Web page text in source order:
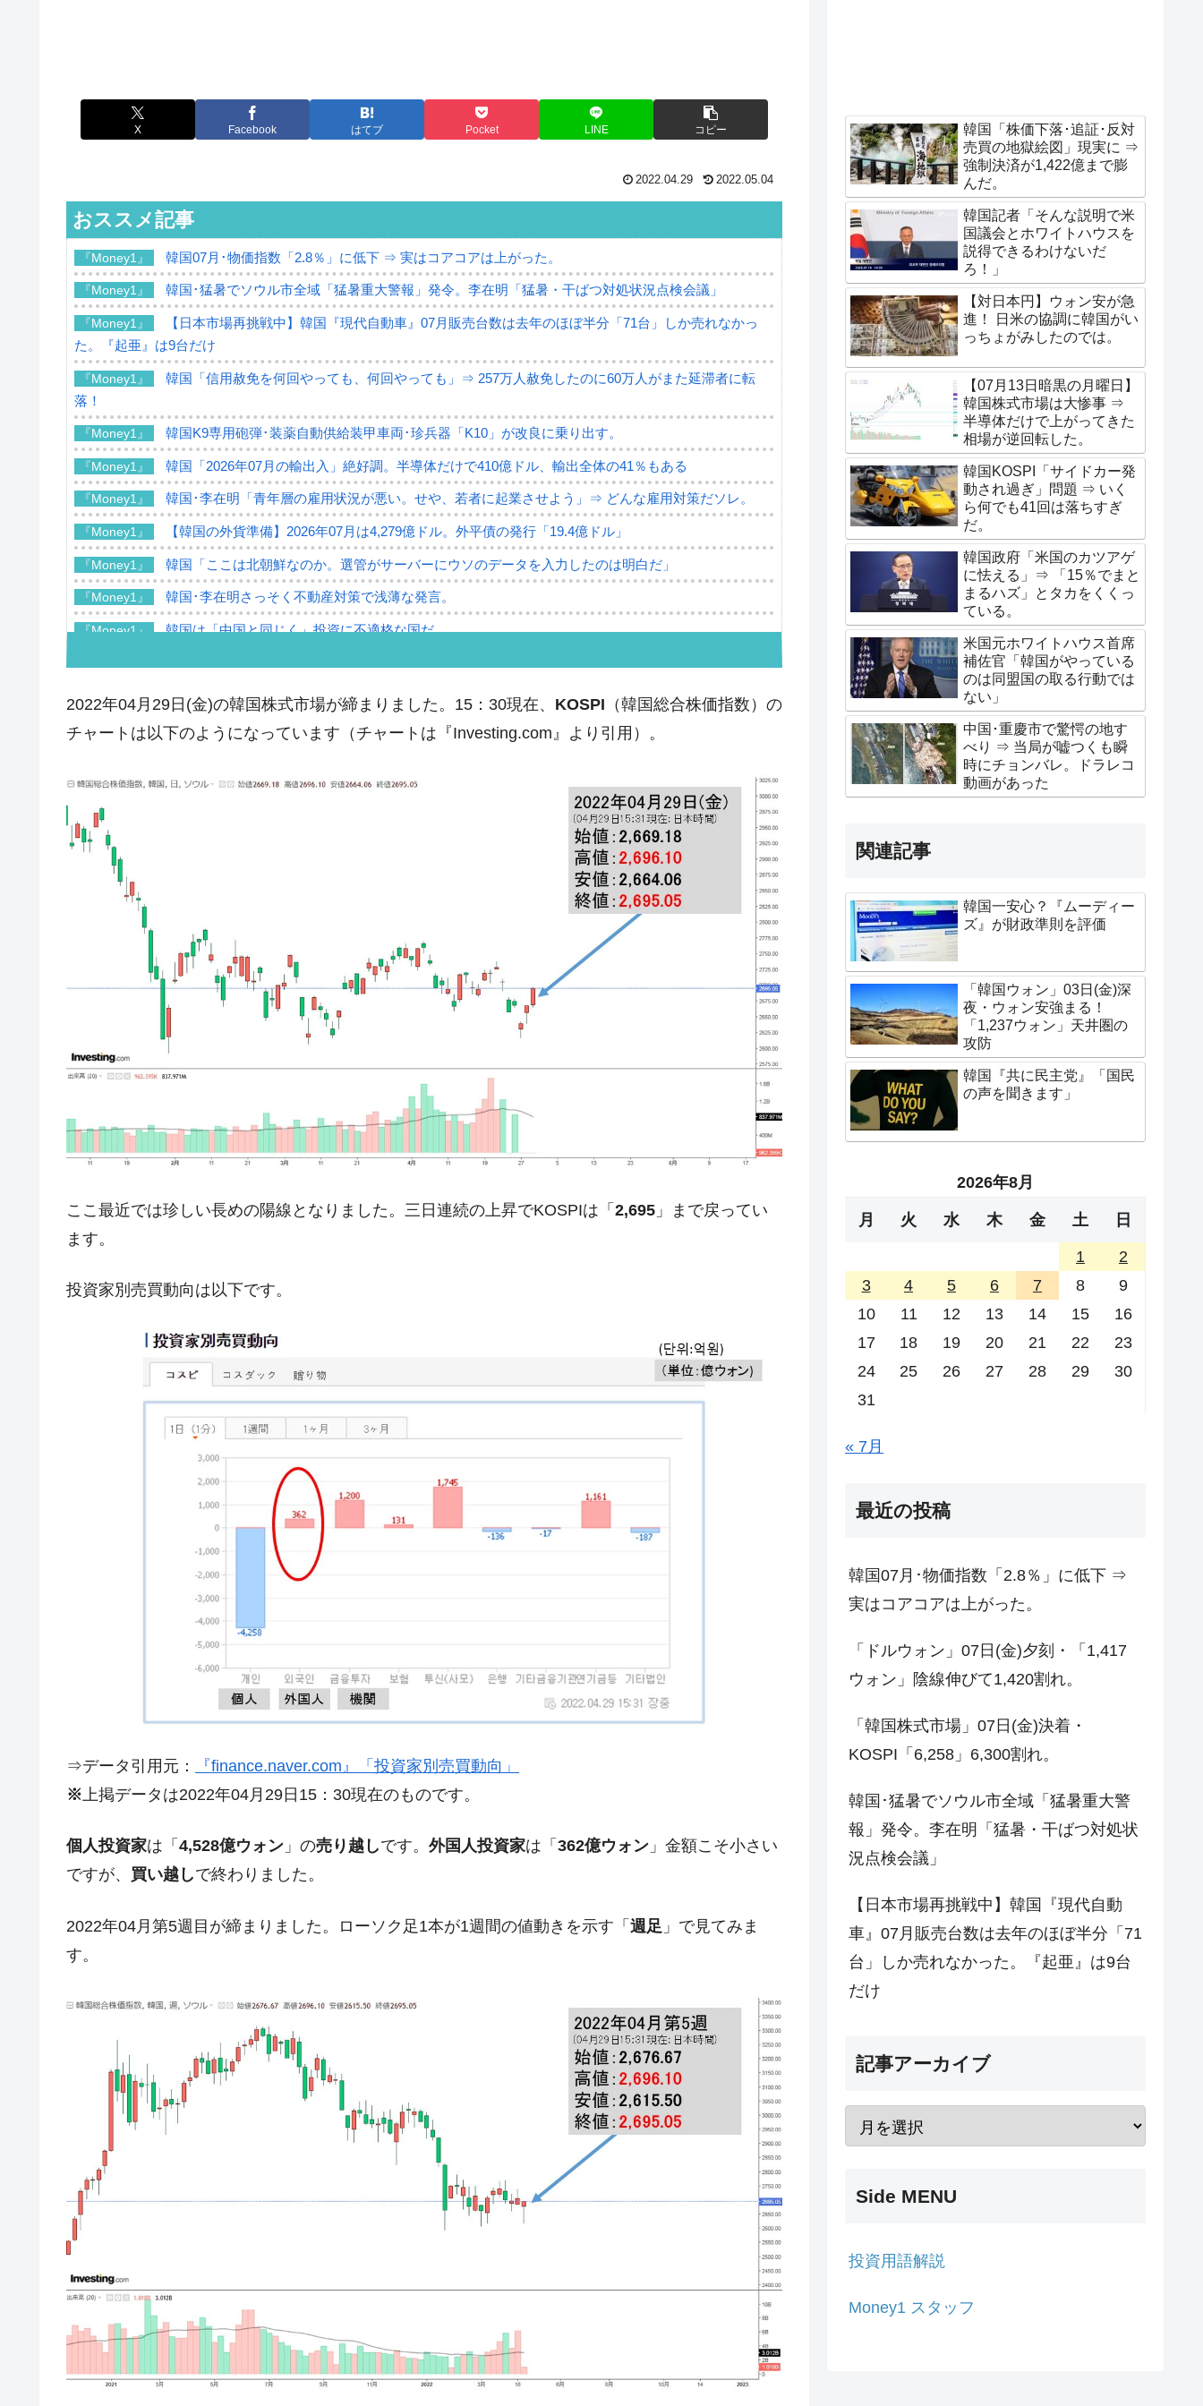
X Facebook はてブ Pocket LINE コピー
2022.04.29 2022.05.04
おススメ記事
『Money1』 韓国07月･物価指数「2.8％」に低下 ⇒ 実はコアコアは上がった。
『Money1』 韓国･猛暑でソウル市全域「猛暑重大警報」発令。李在明「猛暑・干ばつ対処状況点検会議」
『Money1』
【日本市場再挑戦中】韓国『現代自動車』07月販売台数は去年のほぼ半分「71台」しか売れなかっ
た。『起亜』は9台だけ
『Money1』
韓国「信用赦免を何回やっても、何回やっても」⇒ 257万人赦免したのに60万人がまた延滞者に転
落！
『Money1』 韓国K9専用砲弾･装薬自動供給装甲車両･珍兵器「K10」が改良に乗り出す。
『Money1』 韓国「2026年07月の輸出入」絶好調。半導体だけで410億ドル、輸出全体の41％もある
『Money1』 韓国･李在明「青年層の雇用状況が悪い。せや、若者に起業させよう」⇒ どんな雇用対策だソレ。
『Money1』 【韓国の外貨準備】2026年07月は4,279億ドル。外平債の発行「19.4億ドル」
『Money1』 韓国「ここは北朝鮮なのか。選管がサーバーにウソのデータを入力したのは明白だ」
『Money1』 韓国･李在明さっそく不動産対策で浅薄な発言。
『Money1』 韓国は「中国と同じく」投資に不適格な国だ。
『Money1』 韓国･外為取引量「1日当たり1,214.4億ドル」まで拡大 ⇒ 海外資金の動きに強く左右される状態
『Money1』 韓国･帰ってきた李在明。李在明を支持しない「50.5％」に上昇
壟断
『Money1』
『Money1』 中国だけが鉄鋼輸出を異常増加させる ⇒ 中国の過剰生産が世界を蝕む。
『Money1』 韓国製造業「半導体絶好調」のウラで他業種は全般的「不調」⇒ PSIが示す現況は決して良くない。
『Money1』 【米韓激突案件】韓国消費者院が『クーパン』1人当たり賠償10万ウォンを認定 ⇒ 総額3兆7,000億
韓国で猛暑。南東部では干ばつ
韓国型イージス搭載の次世代駆逐艦「KDDX」1番艦、2032年竣工と公示
【対日本円】ウォン安が急進！ 日米の協調に韓国がいっちょがみしたのでは。
韓国政府『BYD』車への補助金を全廃 ⇒ 実は韓国で『BYD』車は売れている。6カ月で対前年同期比
1.9倍！
在韓米国大使スティールが着韓！⇒ さっそく空港に詰めかけ「出て行け！」「極右勢力」のプラカー
ドを掲げる「在韓反米勢力」
『Money1』 韓国政府「2035年までに18.4GW規模のAIデータセンター整備」⇒ だから無理だってば。
『Money1』 韓国『国民年金公団』株価暴落で200兆蒸発。
『Money1』 韓国「橋が落ちました」⇒ 耐久性「なさすぎ」では。
『Money1』
米国下院「韓国の公務員個人をターゲットにぶん殴る法案」提出！⇒ クーパン問題は合衆国企業に対
する差別。許してはおかぬ
『Money1』 韓国ボンクラ政策室長･金容範、株価暴落に他人事のような発言。
韓国半導体『SKハイニックス』2026年2Qの業績「史上最高益」当期純利益は前年同期比13.4倍に。
韓国･加徳島新国際空港「またも暗礁」の危機 ⇒ 10.7兆では損が出るからできない。
【速報】韓国株式市場の暴落・本日07月29日(水)もサイドカー・サーキットブレイカーの二段コンボ
IT産業は人を雇用する効果は低い。全産業の半分未満しか雇用を生まない
日本の誇る海洋資源調査船『白嶺』は先進技術の塊！
夏の甲子園、優勝校を最も多く輩出している都道府県とは？
奇跡の毛色「白毛馬」とは？
全て勝つといくら？ 競馬GI競走で勝利騎手がもらえる賞金とは？
Fact1 平成仮面ライダーの意外すぎるモチーフとは？
Fact1 発表から2日で大崩壊、鳴かず飛ばずに終わりそうなスーパーリーグとは？
Fact1 甲子園通算本塁打、最多の清原に次いで多く打っている意外な選手とは？
Fact1
2022年04月29日(金)の韓国株式市場が締まりました。15：30現在、 KOSPI （韓国総合株価指数）の
チャートは以下のようになっています（チャートは『Investing.com』より引用）。
ここ最近では珍しい長めの陽線となりました。三日連続の上昇でKOSPIは「 2,695 」まで戻ってい
ます。
投資家別売買動向は以下です。
⇒データ引用元：
『finance.naver.com』「投資家別売買動向」
※上掲データは2022年04月29日15：30現在のものです。
個人投資家は「 4,528億ウォン 」の売り越しです。 外国人投資家は「 362億ウォン 」金額こそ小さい
ですが、 買い越しで終わりました。
2022年04月第5週目が締まりました。ローソク足1本が1週間の値動きを示す「 週足 」で見てみま
す。
韓国「株価下落･追証･反対
売買の地獄絵図」現実に ⇒
強制決済が1,422億まで膨
んだ。
韓国記者「そんな説明で米
国議会とホワイトハウスを
説得できるわけないだ
ろ！」
【対日本円】ウォン安が急
進！ 日米の協調に韓国がい
っちょがみしたのでは。
【07月13日暗黒の月曜日】
韓国株式市場は大惨事 ⇒
半導体だけで上がってきた
相場が逆回転した。
韓国KOSPI「サイドカー発
動され過ぎ」問題 ⇒ いく
ら何でも41回は落ちすぎ
だ。
韓国政府「米国のカツアゲ
に怯える」⇒ 「15％でまと
まるハズ」とタカをくくっ
ている。
米国元ホワイトハウス首席
補佐官「韓国がやっている
のは同盟国の取る行動では
ない」
中国･重慶市で驚愕の地す
べり ⇒ 当局が嘘つくも瞬
時にチョンバレ。ドラレコ
動画があった
関連記事
韓国一安心？『ムーディー
ズ』が財政準則を評価
「韓国ウォン」03日(金)深
夜・ウォン安強まる！
「1,237ウォン」天井圏の
攻防
韓国『共に民主党』「国民
の声を聞きます」
2026年8月
月 火 水 木 金 土 日
1
2
3
4 5 6 7 8
9
10
11 12 13 14 15
16
17
18 19 20 21 22
23
24
25 26 27 28 29
30
31
« 7月
最近の投稿
韓国07月･物価指数「2.8％」に低下 ⇒
実はコアコアは上がった。
「ドルウォン」07日(金)夕刻・「1,417
ウォン」陰線伸びて1,420割れ。
「韓国株式市場」07日(金)決着・
KOSPI「6,258」6,300割れ。
韓国･猛暑でソウル市全域「猛暑重大警
報」発令。李在明「猛暑・干ばつ対処状
況点検会議」
【日本市場再挑戦中】韓国『現代自動
車』07月販売台数は去年のほぼ半分「71
台」しか売れなかった。『起亜』は9台
だけ
記事アーカイブ
Side MENU
投資用語解説
Money1 スタッフ